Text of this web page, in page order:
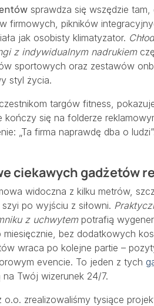
sprawdza się wszędzie
firmowych, pikników
jak osobisty klimatyzator.
z indywidualnym nadrukiem
sportowych oraz zestawów
styl życia.
targów fitness,
kończy się na folderze
„Ta firma naprawdę dba o
ciekawych gadżetów
widoczna z kilku metrów,
po wyjściu z siłowni.
z uchwytempotrafią
bez dodatkowych
wraca po kolejne partie –
evencie. To jeden z tych
na Twój wizerunek 24/7.
o.o. zrealizowaliśmy tysiące